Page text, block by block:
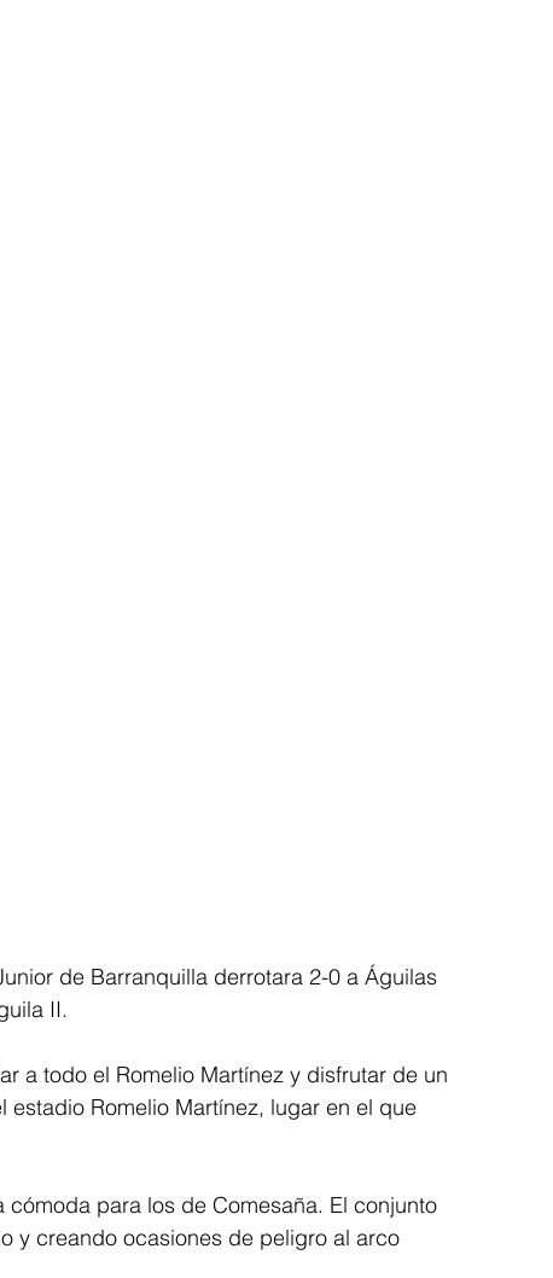
de Barranquilla derrotara 2-0 a Águilas
II.
a todo el Romelio Martínez y disfrutar de un
Romelio Martínez, lugar en el que
para los de Comesaña. El conjunto
y creando ocasiones de peligro al arco